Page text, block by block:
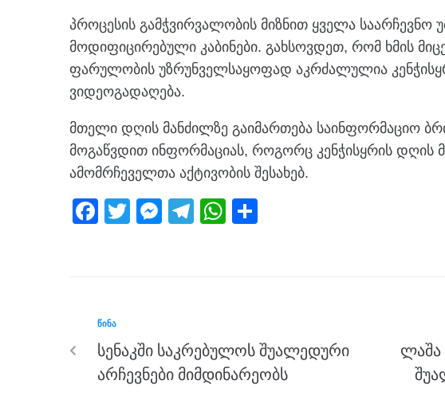
პროცესის გამჭვირვალობის მიზნით ყველა საარჩევნო
მოდიფიცირებული კაბინები. გახსოვდეთ, რომ ხმის
ფარულობის უზრუნველსაყოფად აკრძალულია
ვიდეოგადაღება.
მთელი დღის მანძილზე გაიმართება საინფორმაციო
მოგაწვდით ინფორმაციას, როგორც კენჭისყრის დღის
ამომრჩეველთა აქტივობის შესახებ.
F
b
o
o
k
T
M
er
T
m
W
p
ᲬᲘᲜᲐ
სენაკში საკრებულოს შუალედური
არჩევნები მიმდინარეობს
ლაშა